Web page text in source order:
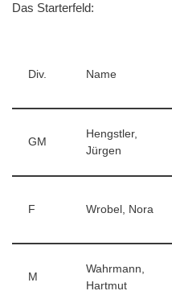
Das Starterfeld:
Div. Name
GM
Hengstler,
Jürgen
F Wrobel, Nora
M
Wahrmann,
Hartmut